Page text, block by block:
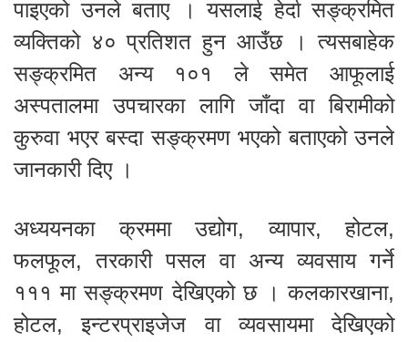
पाइएको उनले बताए । यसलाई हेर्दा सङ्क्रमित
व्यक्तिको ४० प्रतिशत हुन आउँछ । त्यसबाहेक
सङ्क्रमित अन्य १०१ ले समेत आफूलाई
अस्पतालमा उपचारका लागि जाँदा वा बिरामीको
कुरुवा भएर बस्दा सङ्क्रमण भएको बताएको उनले
जानकारी दिए ।
अध्ययनका क्रममा उद्योग, व्यापार, होटल,
फलफूल, तरकारी पसल वा अन्य व्यवसाय गर्ने
१११ मा सङ्क्रमण देखिएको छ । कलकारखाना,
होटल, इन्टरप्राइजेज वा व्यवसायमा देखिएको